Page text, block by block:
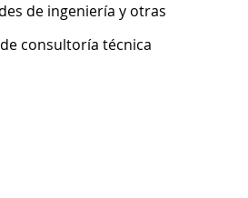
de ingeniería y otras
consultoría técnica